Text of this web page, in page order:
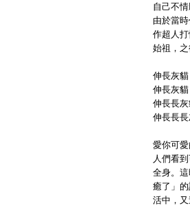
自己不情
由於當
作超人
始祖，
伸長灰
伸長灰
伸長長
伸長長
愛你可
人們看
全身。
癒了」
活中，